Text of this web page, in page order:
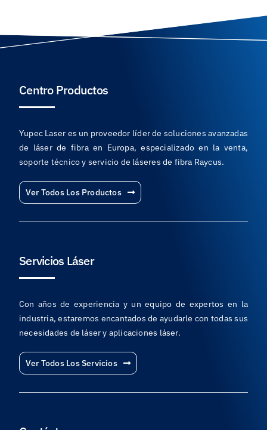
Centro Productos
Yupec Laser es un proveedor líder de soluciones avanzadas
de láser de fibra en Europa, especializado en la venta,
soporte técnico y servicio de láseres de fibra Raycus.
Ver Todos Los Productos
Servicios Láser
Con años de experiencia y un equipo de expertos en la
industria, estaremos encantados de ayudarle con todas sus
necesidades de láser y aplicaciones láser.
Ver Todos Los Servicios